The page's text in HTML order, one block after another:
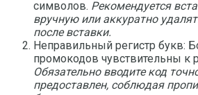
символов. Рекомендуется
вручную или аккуратно
после вставки.
Неправильный регистр букв:
промокодов чувствительны к
Обязательно вводите код
предоставлен, соблюдая